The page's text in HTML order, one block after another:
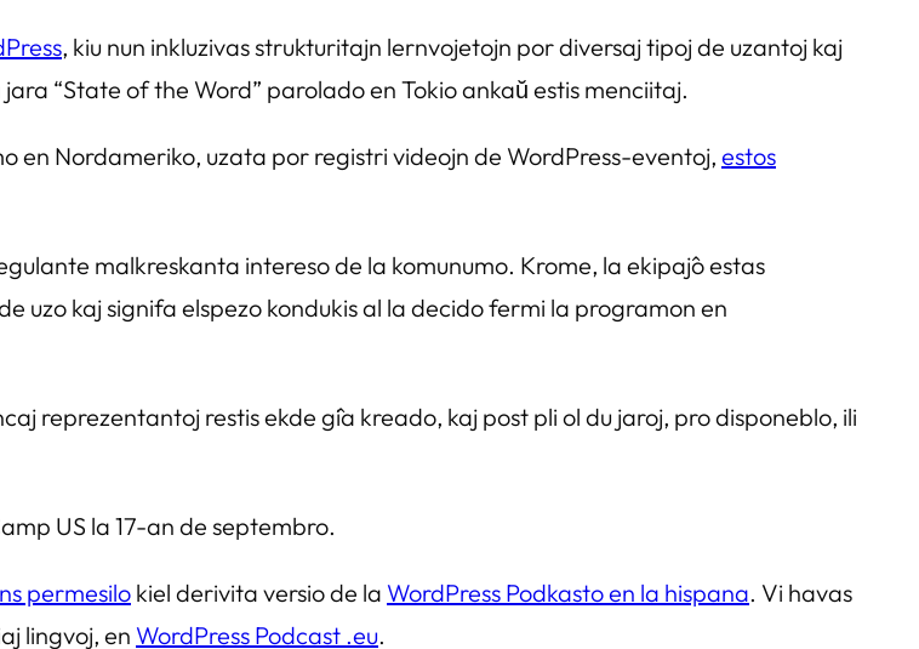
, kiu nun inkluzivas strukturitajn lernvojetojn por diversaj tipoj de uzantoj kaj
“State of the Word” parolado en Tokio ankaŭ estis menciitaj.
en Nordameriko, uzata por registri videojn de WordPress-eventoj, estos
malkreskanta intereso de la komunumo. Krome, la ekipaĵo estas
uzo kaj signifa elspezo kondukis al la decido fermi la programon en
reprezentantoj restis ekde ĝia kreado, kaj post pli ol du jaroj, pro disponeblo, ili
US la 17-an de septembro.
permesilokiel derivita versio de la WordPress Podkasto en la hispana. Vi havas
lingvoj, en WordPress Podcast .eu.